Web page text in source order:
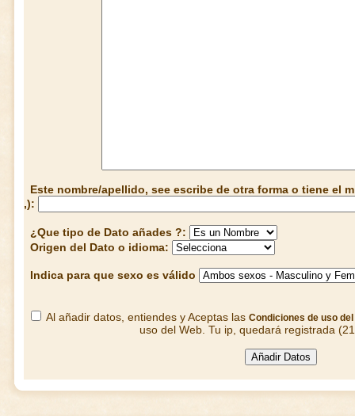
Este nombre/apellido, see escribe de otra forma o tiene el
,):
¿Que tipo de Dato añades ?:
Origen del Dato o idioma:
Indica para que sexo es válido
Al añadir datos, entiendes y Aceptas las Condiciones de uso del
uso del Web. Tu ip, quedará registrada